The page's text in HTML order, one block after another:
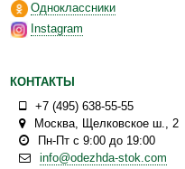
Одноклассники
Instagram
КОНТАКТЫ
+7 (495) 638-55-55
Москва, Щелковское ш., 2
Пн-Пт с 9:00 до 19:00
info@odezhda-stok.com